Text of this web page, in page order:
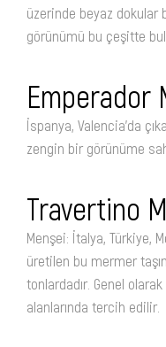
üzerinde beyaz dokular
görünümü bu çeşitte
Emperador
İspanya, Valencia’da
zengin bir görünüme
Travertino
Menşei: İtalya, Türkiye,
üretilen bu mermer
tonlardadır. Genel
alanlarında tercih edilir.